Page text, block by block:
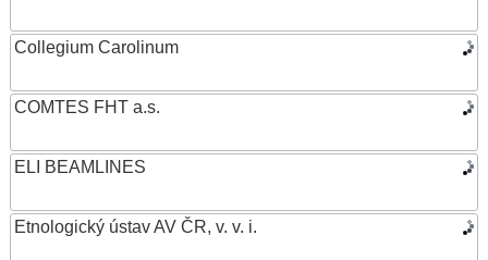
Collegium Carolinum
COMTES FHT a.s.
ELI BEAMLINES
Etnologický ústav AV ČR, v. v. i.